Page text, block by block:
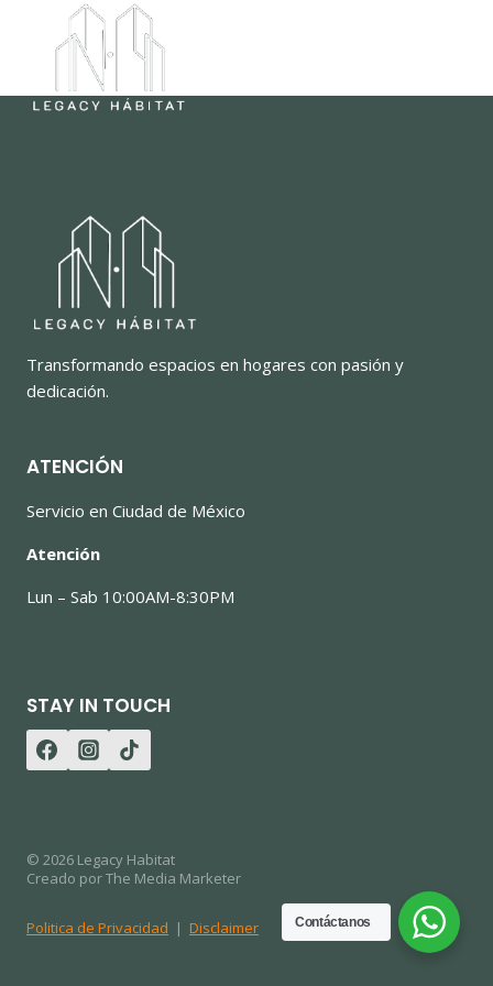
Transformando espacios en hogares con pasión y
dedicación.
ATENCIÓN
Servicio en Ciudad de México
Atención
Lun – Sab 10:00AM-8:30PM
STAY IN TOUCH
© 2026 Legacy Habitat
Creado por The Media Marketer
Politica de Privacidad | Disclaimer Contáctanos